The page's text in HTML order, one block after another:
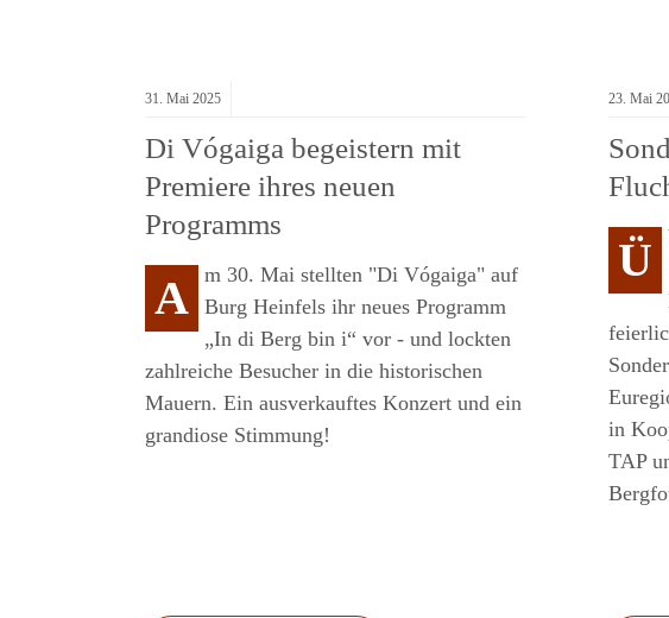
31. Mai 2025
Di Vógaiga begeistern mit
Premiere ihres neuen
Programms
A
m 30. Mai stellten "Di Vógaiga" auf
Burg Heinfels ihr neues Programm
„In di Berg bin i“ vor - und lockten
zahlreiche Besucher in die historischen
Mauern. Ein ausverkauftes Konzert und ein
grandiose Stimmung!
23. Mai
Ü
in
TAP